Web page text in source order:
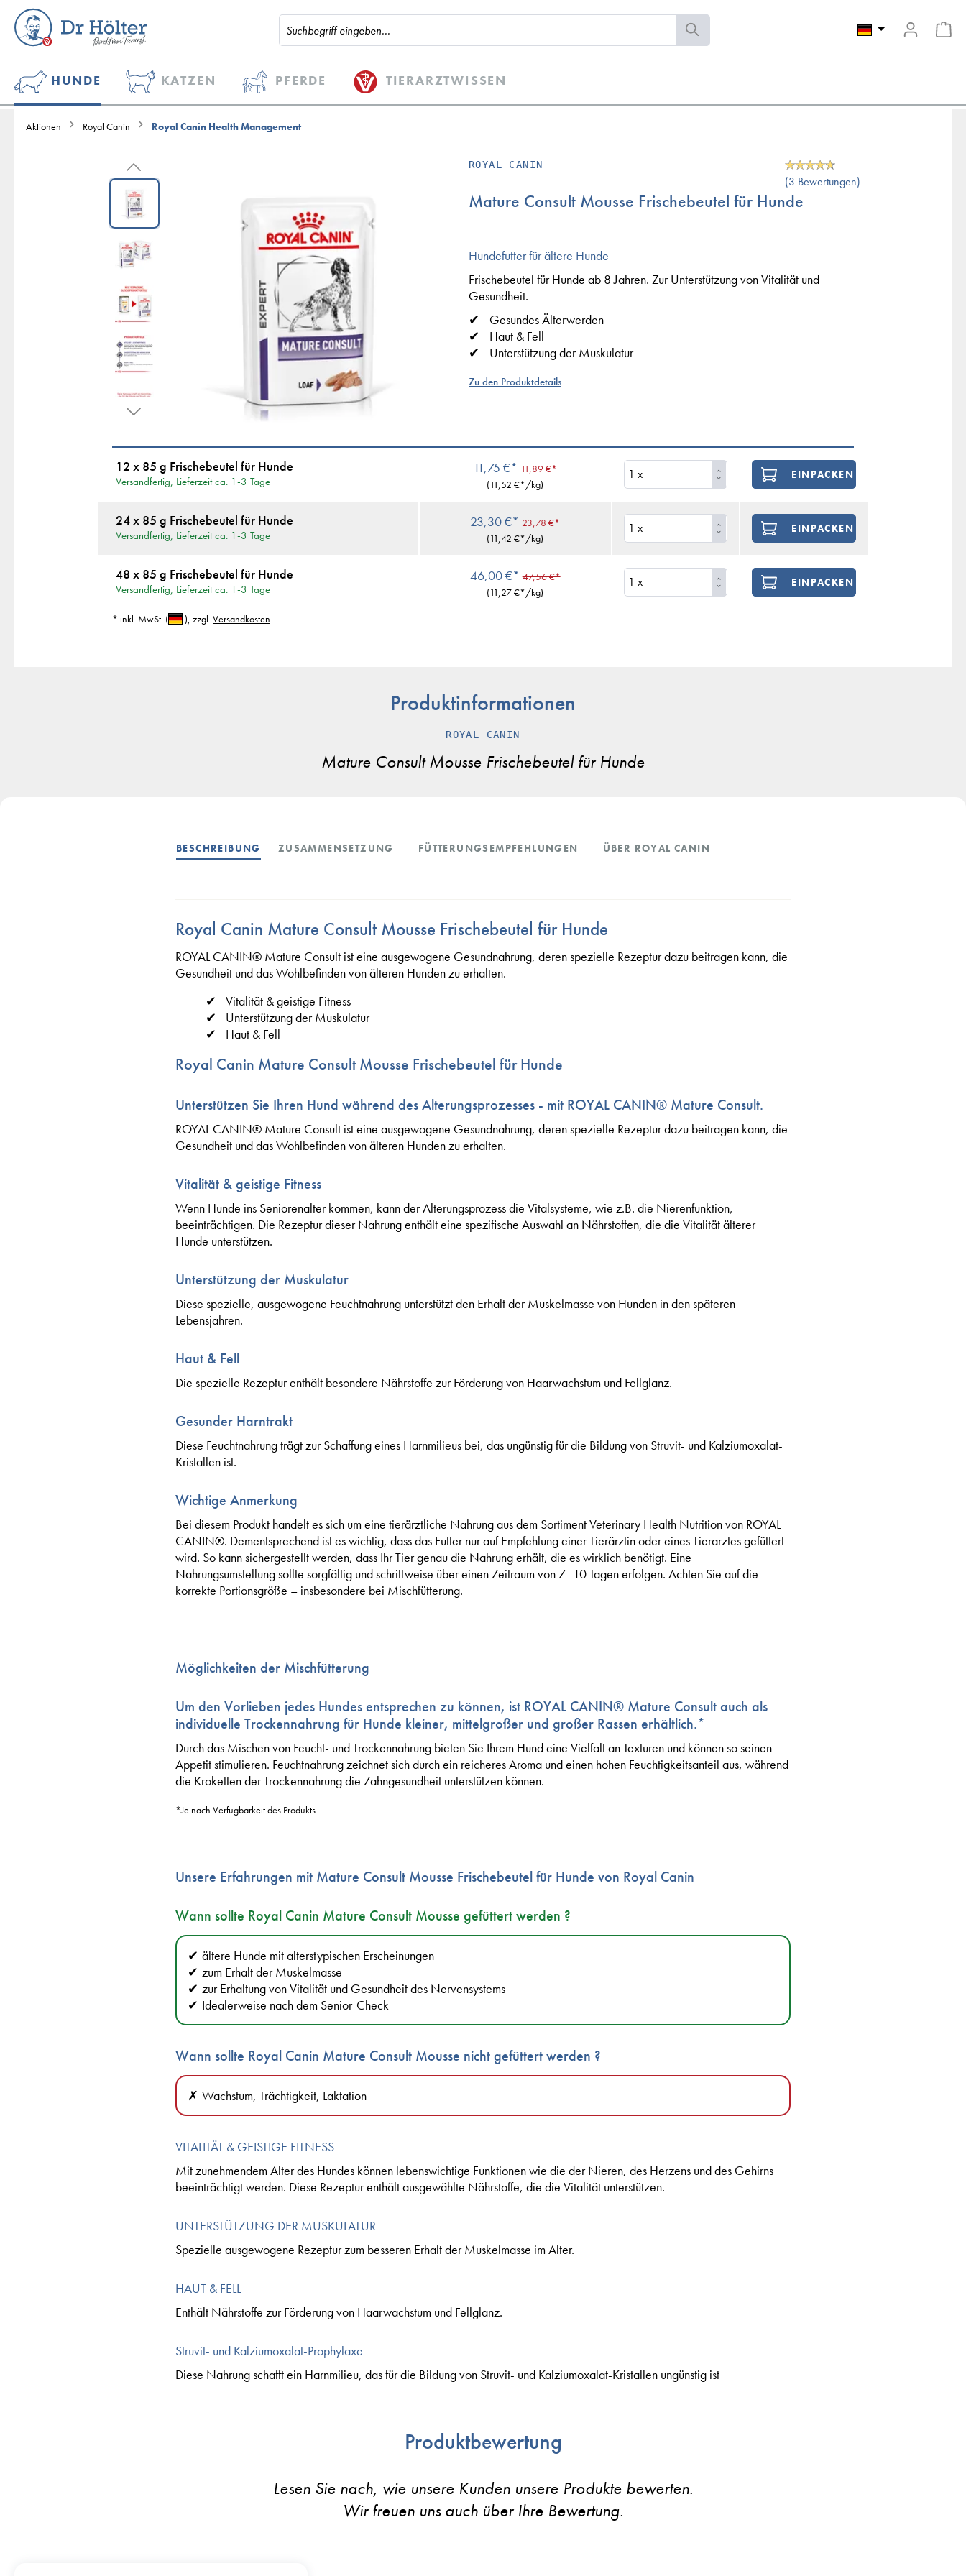
HUNDE KATZEN PFERDE TIERARZTWISSEN
Aktionen Royal Canin Royal Canin Health Management
ROYAL CANIN
(3 Bewertungen)
Mature Consult Mousse Frischebeutel für Hunde
Hundefutter für ältere Hunde
Frischebeutel für Hunde ab 8 Jahren. Zur Unterstützung von Vitalität und
Gesundheit.
Gesundes Älterwerden
Haut & Fell
Unterstützung der Muskulatur
Zu den Produktdetails
12 x 85 g Frischebeutel für Hunde
Versandfertig, Lieferzeit ca. 1-3 Tage
11,75 €* 11,89 €*
(11,52 €*/kg)
EINPACKEN
24 x 85 g Frischebeutel für Hunde
Versandfertig, Lieferzeit ca. 1-3 Tage
23,30 €* 23,78 €*
(11,42 €*/kg)
EINPACKEN
48 x 85 g Frischebeutel für Hunde
Versandfertig, Lieferzeit ca. 1-3 Tage
46,00 €* 47,56 €*
(11,27 €*/kg)
EINPACKEN
* inkl. MwSt. ( ) , zzgl. Versandkosten
Produktinformationen
ROYAL CANIN
Mature Consult Mousse Frischebeutel für Hunde
BESCHREIBUNG ÜBER ROYAL CANIN
FÜTTERUNGSEMPFEHLUNGEN
ZUSAMMENSETZUNG
Royal Canin Mature Consult Mousse Frischebeutel für Hunde
ROYAL CANIN® Mature Consult ist eine ausgewogene Gesundnahrung, deren spezielle Rezeptur dazu beitragen kann, die
Gesundheit und das Wohlbefinden von älteren Hunden zu erhalten.
Vitalität & geistige Fitness
Unterstützung der Muskulatur
Haut & Fell
Royal Canin Mature Consult Mousse Frischebeutel für Hunde
Unterstützen Sie Ihren Hund während des Alterungsprozesses - mit ROYAL CANIN® Mature Consult.
ROYAL CANIN® Mature Consult ist eine ausgewogene Gesundnahrung, deren spezielle Rezeptur dazu beitragen kann, die
Gesundheit und das Wohlbefinden von älteren Hunden zu erhalten.
Vitalität & geistige Fitness
Wenn Hunde ins Seniorenalter kommen, kann der Alterungsprozess die Vitalsysteme, wie z.B. die Nierenfunktion,
beeinträchtigen. Die Rezeptur dieser Nahrung enthält eine spezifische Auswahl an Nährstoffen, die die Vitalität älterer
Hunde unterstützen.
Unterstützung der Muskulatur
Diese spezielle, ausgewogene Feuchtnahrung unterstützt den Erhalt der Muskelmasse von Hunden in den späteren
Lebensjahren.
Haut & Fell
Die spezielle Rezeptur enthält besondere Nährstoffe zur Förderung von Haarwachstum und Fellglanz.
Gesunder Harntrakt
Diese Feuchtnahrung trägt zur Schaffung eines Harnmilieus bei, das ungünstig für die Bildung von Struvit- und Kalziumoxalat-
Kristallen ist.
Wichtige Anmerkung
Bei diesem Produkt handelt es sich um eine tierärztliche Nahrung aus dem Sortiment Veterinary Health Nutrition von ROYAL
CANIN®. Dementsprechend ist es wichtig, dass das Futter nur auf Empfehlung einer Tierärztin oder eines Tierarztes gefüttert
wird. So kann sichergestellt werden, dass Ihr Tier genau die Nahrung erhält, die es wirklich benötigt. Eine
Nahrungsumstellung sollte sorgfältig und schrittweise über einen Zeitraum von 7–10 Tagen erfolgen. Achten Sie auf die
korrekte Portionsgröße – insbesondere bei Mischfütterung.
Möglichkeiten der Mischfütterung
Um den Vorlieben jedes Hundes entsprechen zu können, ist ROYAL CANIN® Mature Consult auch als
individuelle Trockennahrung für Hunde kleiner, mittelgroßer und großer Rassen erhältlich.*
Durch das Mischen von Feucht- und Trockennahrung bieten Sie Ihrem Hund eine Vielfalt an Texturen und können so seinen
Appetit stimulieren. Feuchtnahrung zeichnet sich durch ein reicheres Aroma und einen hohen Feuchtigkeitsanteil aus, während
die Kroketten der Trockennahrung die Zahngesundheit unterstützen können.
*Je nach Verfügbarkeit des Produkts
Unsere Erfahrungen mit Mature Consult Mousse Frischebeutel für Hunde von Royal Canin
Wann sollte Royal Canin Mature Consult Mousse gefüttert werden ?
ältere Hunde mit alterstypischen Erscheinungen
zum Erhalt der Muskelmasse
zur Erhaltung von Vitalität und Gesundheit des Nervensystems
Idealerweise nach dem Senior-Check
Wann sollte Royal Canin Mature Consult Mousse nichtgefüttert werden ?
Wachstum, Trächtigkeit, Laktation
VITALITÄT & GEISTIGE FITNESS
Mit zunehmendem Alter des Hundes können lebenswichtige Funktionen wie die der Nieren, des Herzens und des Gehirns
beeinträchtigt werden. Diese Rezeptur enthält ausgewählte Nährstoffe, die die Vitalität unterstützen.
UNTERSTÜTZUNG DER MUSKULATUR
Spezielle ausgewogene Rezeptur zum besseren Erhalt der Muskelmasse im Alter.
HAUT & FELL
Enthält Nährstoffe zur Förderung von Haarwachstum und Fellglanz.
Struvit- und Kalziumoxalat-Prophylaxe
Diese Nahrung schafft ein Harnmilieu, das für die Bildung von Struvit- und Kalziumoxalat-Kristallen ungünstig ist
Produktbewertung